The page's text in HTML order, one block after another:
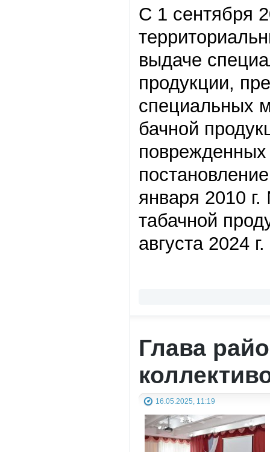
С 1 сентября
выдаче
продукции,
специальных
бачной
января 2010
табачной
августа 2024 г.
Глава
16.05.2025, 11:19